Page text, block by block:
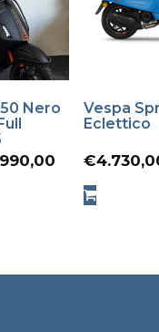
Nero
Huidige
prijs
Vespa
Eclettico
€